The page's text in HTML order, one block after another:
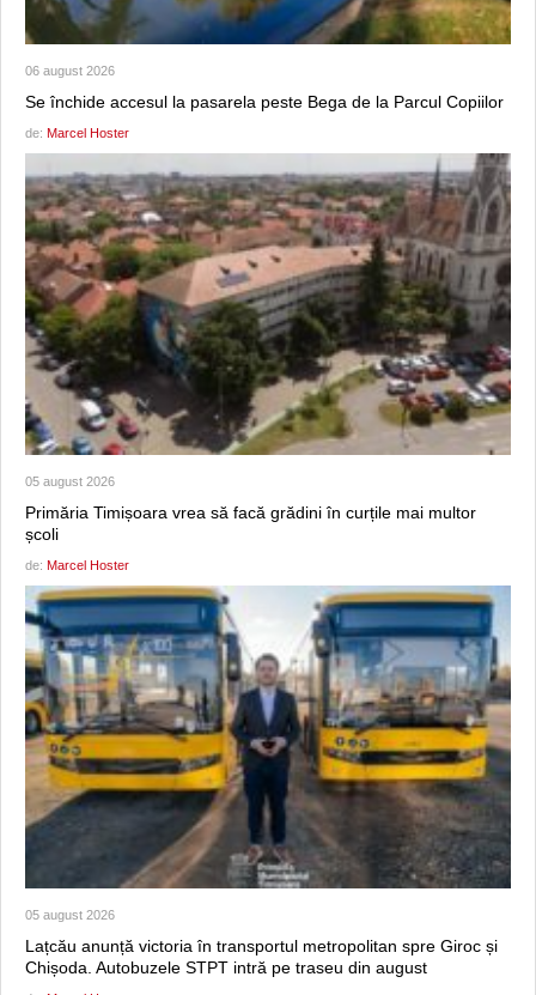
06 august 2026
Se închide accesul la pasarela peste Bega de la Parcul Copiilor
de: Marcel Hoster
05 august 2026
Primăria Timișoara vrea să facă grădini în curțile mai multor
școli
de: Marcel Hoster
05 august 2026
Lațcău anunță victoria în transportul metropolitan spre Giroc și
Chișoda. Autobuzele STPT intră pe traseu din august